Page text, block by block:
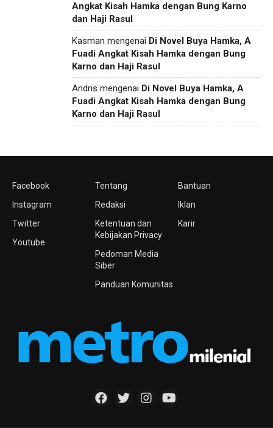
Angkat Kisah Hamka dengan Bung Karno
dan Haji Rasul
Kasman mengenai Di Novel Buya Hamka, A
Fuadi Angkat Kisah Hamka dengan Bung
Karno dan Haji Rasul
Andris mengenai Di Novel Buya Hamka, A
Fuadi Angkat Kisah Hamka dengan Bung
Karno dan Haji Rasul
Facebook
Instagram
Twitter
Youtube
Tentang
Redaksi
Ketentuan dan
Kebijakan Privacy
Pedoman Media
Siber
Panduan Komunitas
Bantuan
Iklan
Karir